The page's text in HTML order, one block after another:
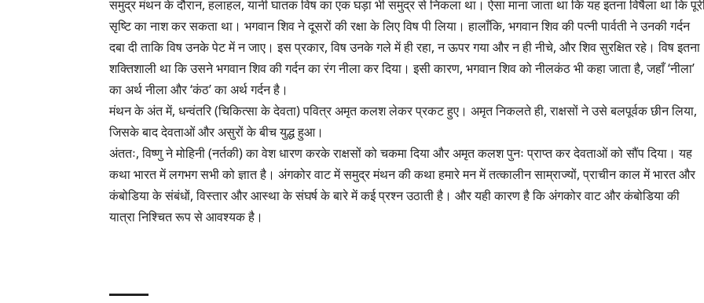
समुद्र मंथन के दौरान, हलाहल, यानी घातक विष का एक घड़ा भी समुद्र से निकला था। ऐसा माना जाता था कि यह इतना विषैला था कि
सृष्टि का नाश कर सकता था। भगवान शिव ने दूसरों की रक्षा के लिए विष पी लिया। हालाँकि, भगवान शिव की पत्नी पार्वती ने उनकी गर्दन
दबा दी ताकि विष उनके पेट में न जाए। इस प्रकार, विष उनके गले में ही रहा, न ऊपर गया और न ही नीचे, और शिव सुरक्षित रहे। विष इतना
शक्तिशाली था कि उसने भगवान शिव की गर्दन का रंग नीला कर दिया। इसी कारण, भगवान शिव को नीलकंठ भी कहा जाता है, जहाँ ‘नीला’
का अर्थ नीला और ‘कंठ’ का अर्थ गर्दन है।
मंथन के अंत में, धन्वंतरि (चिकित्सा के देवता) पवित्र अमृत कलश लेकर प्रकट हुए। अमृत निकलते ही, राक्षसों ने उसे बलपूर्वक छीन लिया,
जिसके बाद देवताओं और असुरों के बीच युद्ध हुआ।
अंततः, विष्णु ने मोहिनी (नर्तकी) का वेश धारण करके राक्षसों को चकमा दिया और अमृत कलश पुनः प्राप्त कर देवताओं को सौंप दिया। यह
कथा भारत में लगभग सभी को ज्ञात है। अंगकोर वाट में समुद्र मंथन की कथा हमारे मन में तत्कालीन साम्राज्यों, प्राचीन काल में भारत और
कंबोडिया के संबंधों, विस्तार और आस्था के संघर्ष के बारे में कई प्रश्न उठाती है। और यही कारण है कि अंगकोर वाट और कंबोडिया की
यात्रा निश्चित रूप से आवश्यक है।